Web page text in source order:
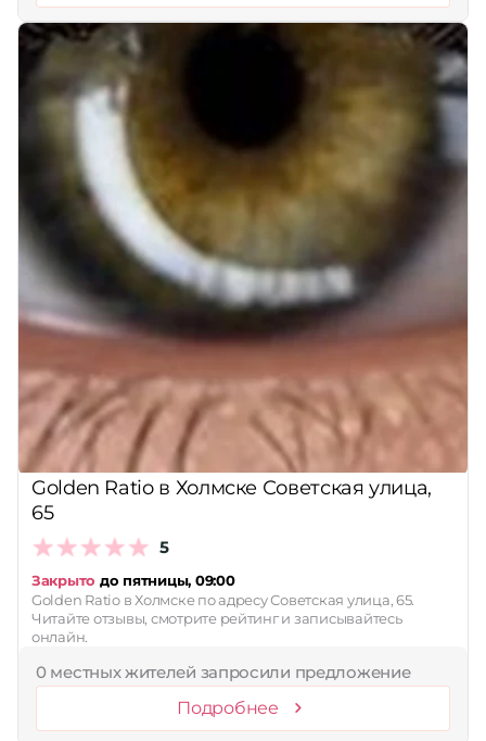
Golden Ratio в Холмске Советская улица,
65
5
Закрыто до пятницы, 09:00
Golden Ratio в Холмске по адресу Советская улица, 65.
Читайте отзывы, смотрите рейтинг и записывайтесь
онлайн.
0 местных жителей запросили предложение
Подробнее